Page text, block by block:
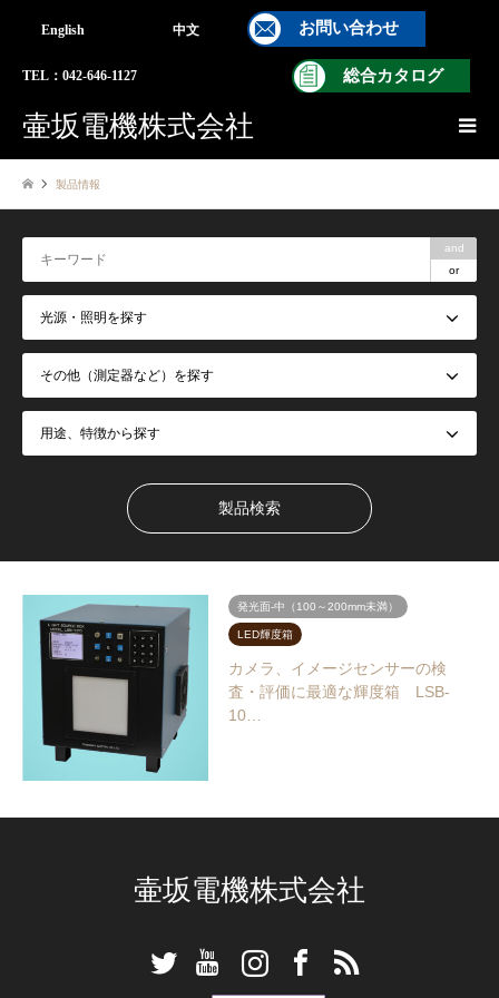
English 中文 お問い合わせ
総合カタログ
TEL：042-646-1127
壷坂電機株式会社
製品情報
and
or
発光面-中（100～200mm未満）
LED輝度箱
カメラ、イメージセンサーの検
査・評価に最適な輝度箱 LSB-
10…
壷坂電機株式会社